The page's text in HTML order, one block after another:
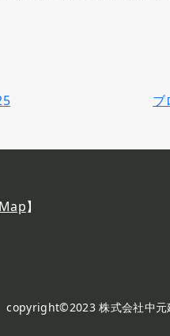
ブ
Map】
copyright©2023 株式会社中